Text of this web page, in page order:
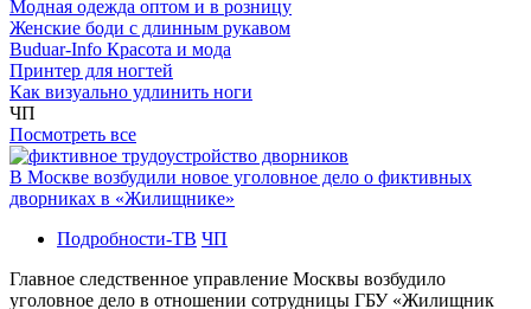
Модная одежда оптом и в розницу
Женские боди с длинным рукавом
Buduar-Info Красота и мода
Принтер для ногтей
Как визуально удлинить ноги
ЧП
Посмотреть все
В Москве возбудили новое уголовное дело о фиктивных
дворниках в «Жилищнике»
Подробности-ТВ ЧП
Главное следственное управление Москвы возбудило
уголовное дело в отношении сотрудницы ГБУ «Жилищник